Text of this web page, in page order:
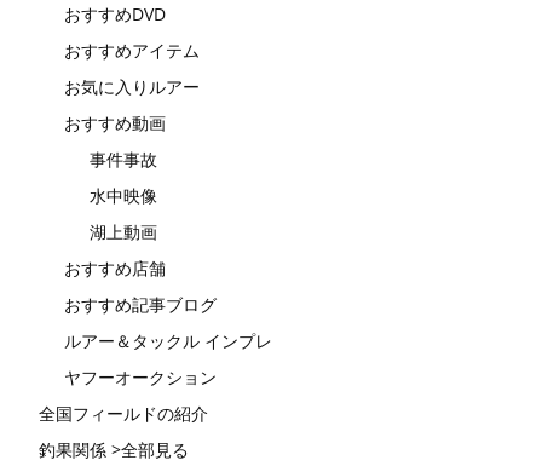
おすすめDVD
おすすめアイテム
お気に入りルアー
おすすめ動画
事件事故
水中映像
湖上動画
おすすめ店舗
おすすめ記事ブログ
ルアー＆タックル インプレ
ヤフーオークション
全国フィールドの紹介
釣果関係 >全部見る